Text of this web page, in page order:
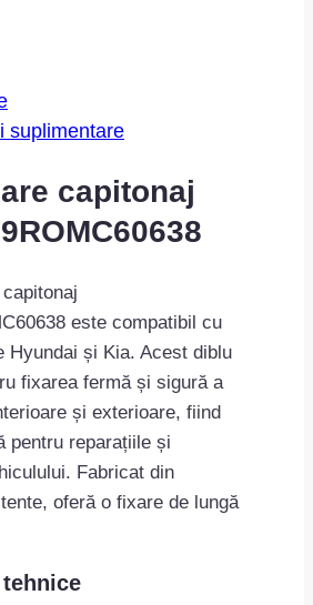
suplimentare
capitonaj
este compatibil cu
Hyundai și Kia. Acest diblu
fixarea fermă și sigură a
și exterioare, fiind
pentru reparațiile și
Fabricat din
oferă o fixare de lungă